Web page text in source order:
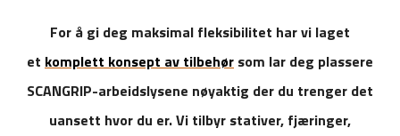
For å gi deg maksimal fleksibilitet har vi laget
et komplett konsept av tilbehør som lar deg plassere
SCANGRIP-arbeidslysene nøyaktig der du trenger det
uansett hvor du er. Vi tilbyr stativer, fjæringer,